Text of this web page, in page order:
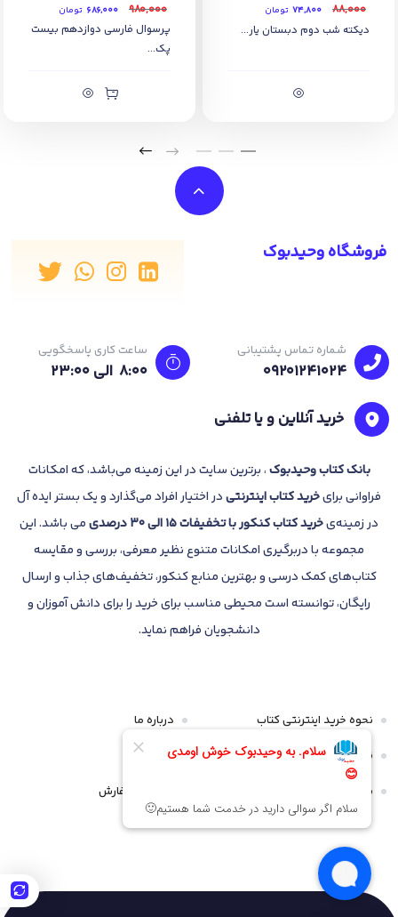
۸۸,۰۰۰ ۷۴,۸۰۰ تومان
دیکته شب دوم دبستان یار...
۹۸۰,۰۰۰ ۶۸۶,۰۰۰ تومان
پرسوال فارسی دوازدهم بیست
پک...
فروشگاه وحیدبوک
شماره تماس پشتیبانی
09201241024
ساعت کاری پاسخگویی
8:00 الی 23:۰۰
خرید آنلاین و یا تلفنی
بانککتاب وحیدبوک، برترین سایت در این زمینه می‌باشد، که امکانات
فراوانی برایخرید کتاباینترنتیدر اختیار افراد می‌گذارد و یک بستر ایده آل
در زمینه‌یخرید کتاب کنکور با تخفیفات 15 الی 30 درصدی
می باشد. این
مجموعه با دربرگیری امکانات متنوع نظیر معرفی، بررسی و مقایسه
کتاب‌های کمک درسی و بهترین منابع کنکور، تخفیف‌های جذاب و ارسال
رایگان، توانسته است محیطی مناسب برای خرید را برای دانش آموزان و
دانشجویان فراهم نماید.
نحوه خرید اینترنتی کتاب
قوانین و مقررات
سیاست مرجوعی و عودت
درباره ما
تماس با ما
پیگیری سفارش